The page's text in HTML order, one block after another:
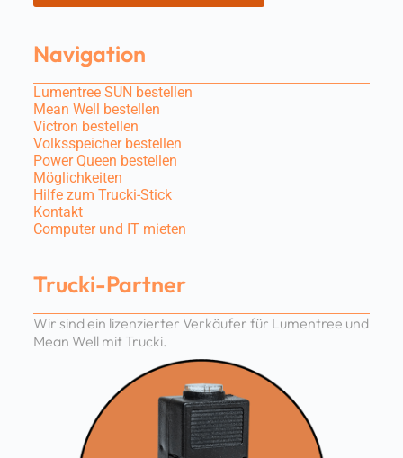
Navigation
Lumentree SUN bestellen
Mean Well bestellen
Victron bestellen
Volksspeicher bestellen
Power Queen bestellen
Möglichkeiten
Hilfe zum Trucki-Stick
Kontakt
Computer und IT mieten
Trucki-Partner
Wir sind ein lizenzierter Verkäufer für Lumentree und
Mean Well mit Trucki.